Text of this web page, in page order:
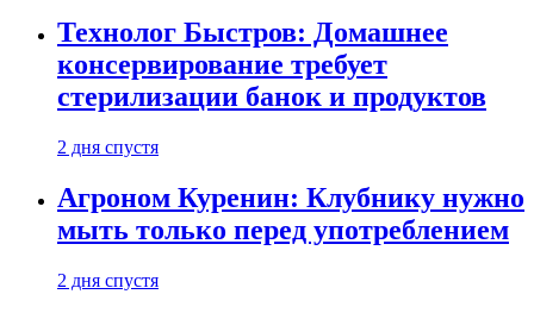
Технолог Быстров: Домашнее
консервирование требует
стерилизации банок и продуктов
2 дня спустя
Агроном Куренин: Клубнику нужно
мыть только перед употреблением
2 дня спустя